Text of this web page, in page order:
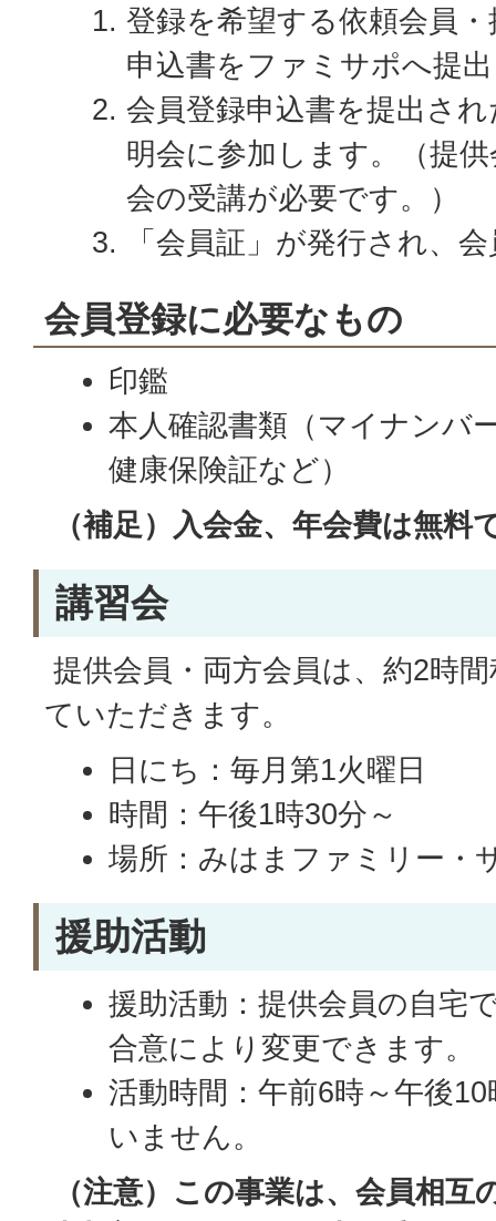
登録を希望する依頼会員
申込書をファミサポへ提
会員登録申込書を提出さ
明会に参加します。（提
会の受講が必要です。）
「会員証」が発行され、
会員登録に必要なもの
印鑑
本人確認書類（マイナンバ
健康保険証など）
（補足）入会金、年会費は無料
講習会
提供会員・両方会員は、約2時
ていただきます。
日にち：毎月第1火曜日
時間：午後1時30分～
場所：みはまファミリー・
援助活動
援助活動：提供会員の自宅
合意により変更できます。
活動時間：午前6時～午後
いません。
（注意）この事業は、会員相互